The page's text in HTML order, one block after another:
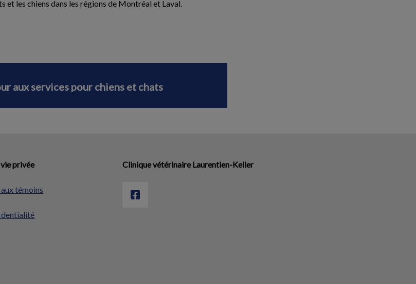
les chiens dans les régions de Montréal et Laval.
aux services pour chiens et chats
privée
témoins
Clinique vétérinaire Laurentien-Keller